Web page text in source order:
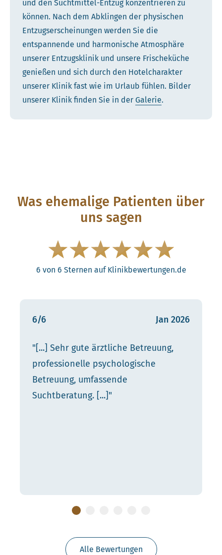
und den Suchtmittel-Entzug konzentrieren zu
können. Nach dem Abklingen der physischen
Entzugserscheinungen werden Sie die
entspannende und harmonische Atmosphäre
unserer Entzugsklinik und unsere Frischeküche
genießen und sich durch den Hotelcharakter
unserer Klinik fast wie im Urlaub fühlen. Bilder
unserer Klinik finden Sie in der Galerie.
Was ehemalige Patienten über
uns sagen
6 von 6 Sternen auf Klinikbewertungen.de
6/6 Jan 2026
"[...] Sehr gute ärztliche Betreuung,
professionelle psychologische
Betreuung, umfassende
Suchtberatung. [...]"
Alle Bewertungen